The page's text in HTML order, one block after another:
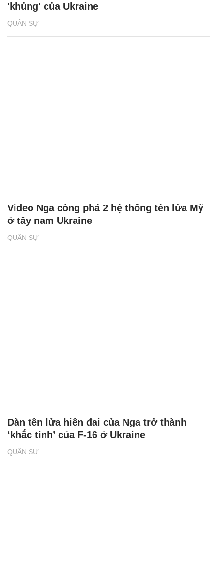
QUÂN SỰ
'khủng' của Ukraine
QUÂN SỰ
Video Nga công phá 2 hệ thống tên lửa Mỹ
ở tây nam Ukraine
QUÂN SỰ
Dàn tên lửa hiện đại của Nga trở thành
‘khắc tinh’ của F-16 ở Ukraine